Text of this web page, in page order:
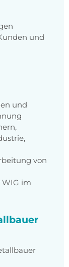
und
und
von
WIG im